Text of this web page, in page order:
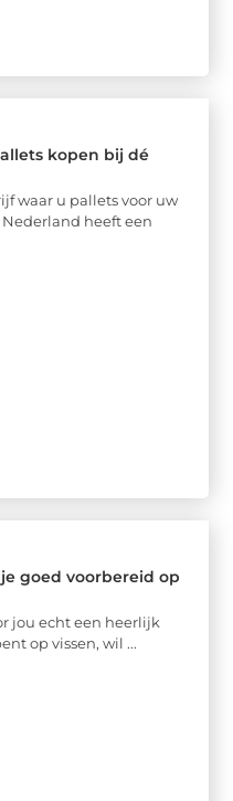
kopen bij dé
waar u pallets voor uw
heeft een
goed voorbereid op
jou echt een heerlijk
op vissen, wil ...